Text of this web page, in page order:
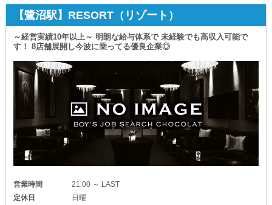
あなたの努力をしっかり評価し、
随時《昇給・昇格》をおこなっていきます。
モチベーション高く上を目指せる環境！
★━━━━－－－－———————————————————
▼働きやすいPOINTがたくさん！▼
《週休2日制》《社会保険完備》
《賞与あり》《日払いOK》《寮完備》
《制服支給》《交通費支給》など
エリアTOPクラスの高待遇を整えています◎
まずは『体験入社』で
店内や客層、仕事内容、従業員の様子を
チェックしてみませんか？
＼ぜひお気軽にご応募ください！！／
未経験の方からのご応募も大歓迎です！
ナイトワークやお仕事については
基礎の基礎から丁寧にお教えするのご安心を◎
また、家具家電付きの
ワンルームを完備しているため
お仕事に合わせて引っ越しもお考えの方も
手間をかけずに快適なお住まいが手に入ります。
･･─･･─･･─･･─･･─･･─･･─･･─･･─･･─･･─･･
＼さらに／
||◤ ◥||
今なら入社をしてくれた方には
今後の活躍に期待を込めて
お祝い金を5万円プレゼント！
【鷺沼駅】RESORT（リゾート）
～経営実績10年以上～ 明朗な給与体系で 未経験でも高収入可能で
す！ 8店舗展開し今波に乗ってる優良企業◎
営業時間
21:00 ～ LAST
定休日
日曜